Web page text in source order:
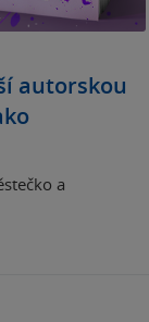
autorskou
a